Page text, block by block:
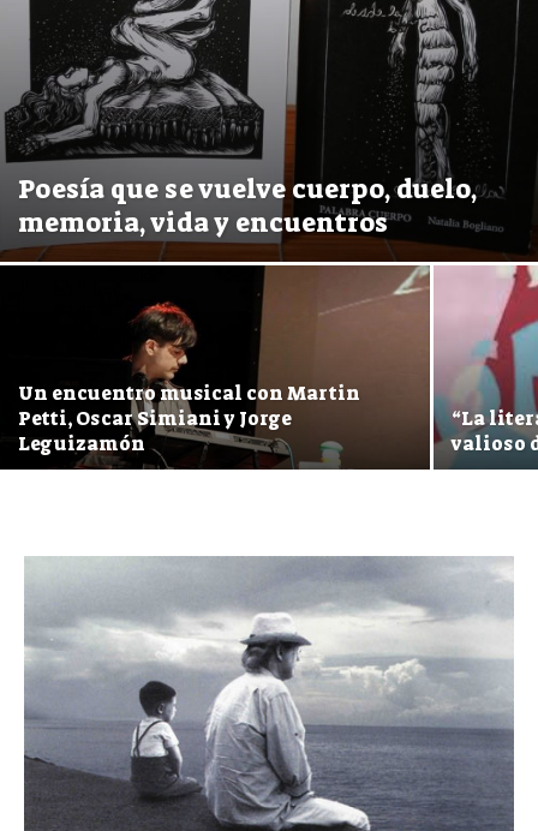
Poesía que se vuelve cuerpo, duelo,
memoria, vida y encuentros
Un encuentro musical con Martin
Petti, Oscar Simiani y Jorge
Leguizamón
“La
valioso